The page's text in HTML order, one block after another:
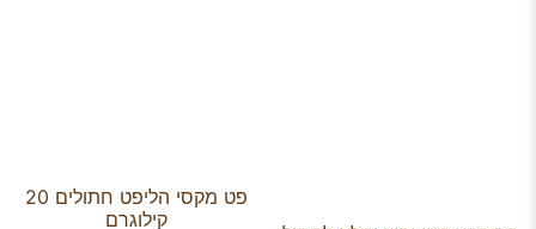
פט מקסי הליפט חתולים 20
קילוגרם